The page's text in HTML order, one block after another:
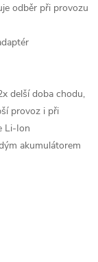
odběr při provozu
delší doba chodu,
provoz i při
Li-Ion
akumulátorem